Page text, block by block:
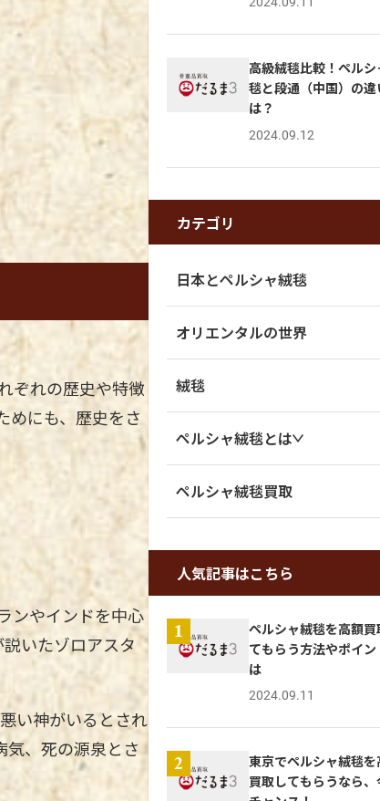
ぞれの歴史や特徴
めにも、歴史をさ
ンやインドを中心
いたゾロアスタ
い神がいるとされ
、死の源泉とさ
高級絨毯比較！ペルシ
毯と段通（中国）の違
は？
2024.09.12
カテゴリ
日本とペルシャ絨毯
オリエンタルの世界
絨毯
ペルシャ絨毯とは
ペルシャ絨毯買取
人気記事はこちら
1
ペルシャ絨毯を高額買
てもらう方法やポイン
は
2024.09.11
2
東京でペルシャ絨毯を
買取してもらうなら、